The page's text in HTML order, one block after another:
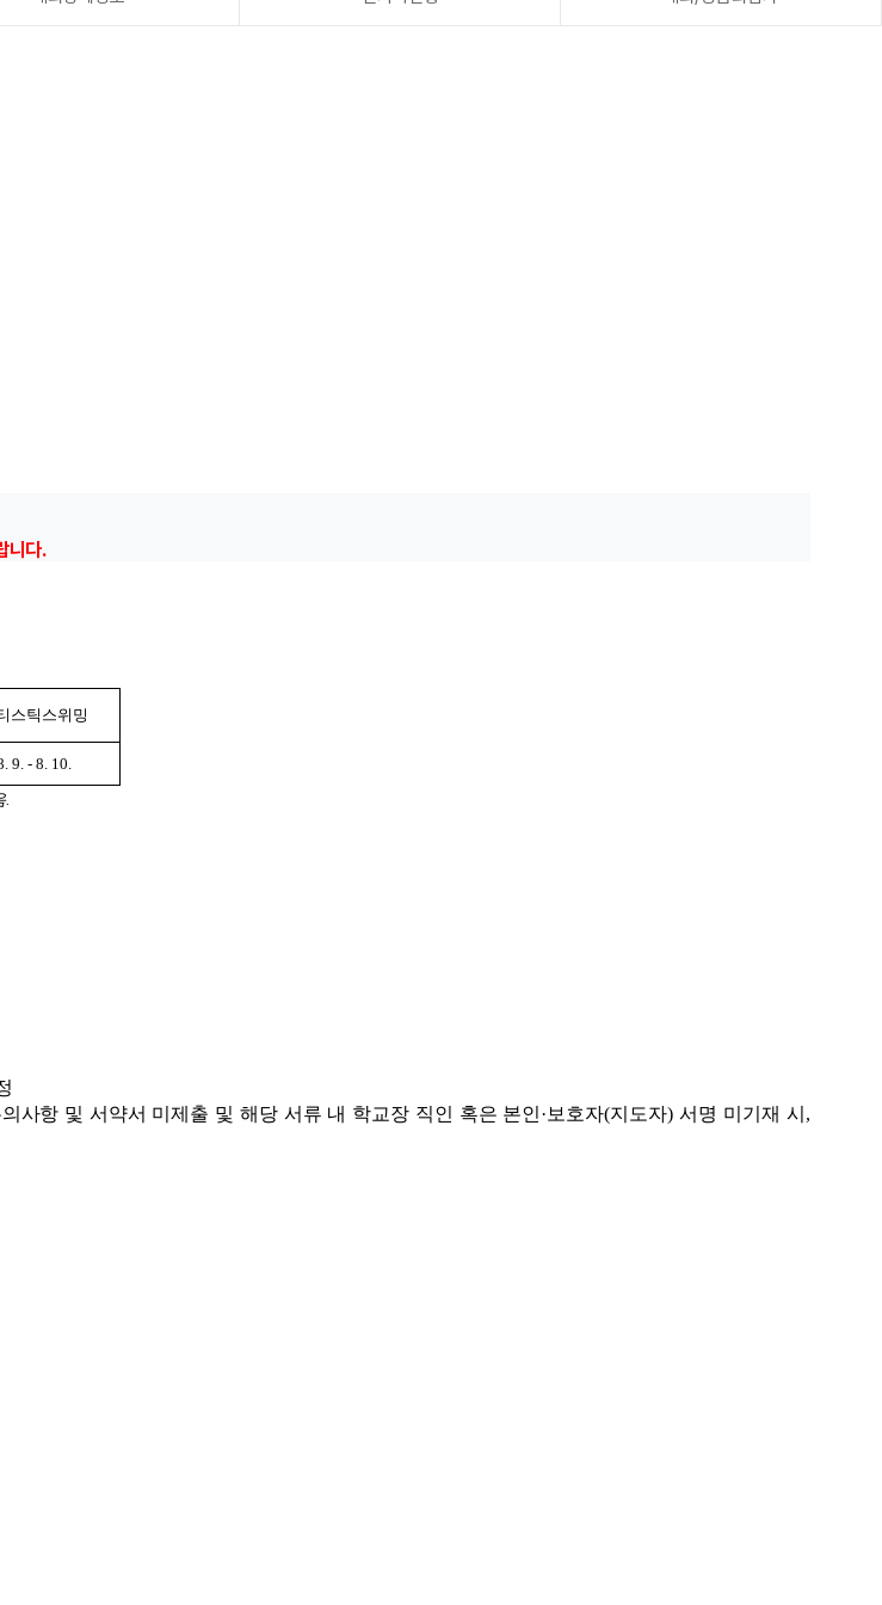
니다.
스틱스위밍
9. - 8. 10.
.
사항 및 서약서 미제출 및 해당 서류 내 학교장 직인 혹은 본인·보호자(지도자) 서명 미기재 시,